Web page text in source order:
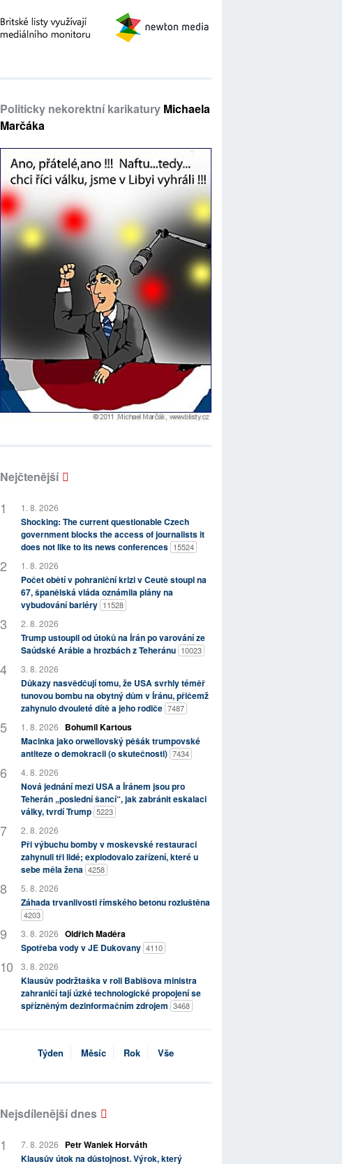
Politicky nekorektní karikatury Michaela
Marčáka
Nejčtenější
1. 8. 2026
Shocking: The current questionable Czech
government blocks the access of journalists it
does not like to its news conferences 15524
1. 8. 2026
Počet obětí v pohraniční krizi v Ceutě stoupl na
67, španělská vláda oznámila plány na
vybudování bariéry 11528
2. 8. 2026
Trump ustoupil od útoků na Írán po varování ze
Saúdské Arábie a hrozbách z Teheránu 10023
3. 8. 2026
Důkazy nasvědčují tomu, že USA svrhly téměř
tunovou bombu na obytný dům v Íránu, přičemž
zahynulo dvouleté dítě a jeho rodiče 7487
1. 8. 2026
Bohumil Kartous
Macinka jako orwellovský pěšák trumpovské
antiteze o demokracii (o skutečnosti) 7434
4. 8. 2026
Nová jednání mezi USA a Íránem jsou pro
Teherán „poslední šancí“, jak zabránit eskalaci
války, tvrdí Trump 5223
2. 8. 2026
Při výbuchu bomby v moskevské restauraci
zahynuli tři lidé; explodovalo zařízení, které u
sebe měla žena 4258
5. 8. 2026
Záhada trvanlivosti římského betonu rozluštěna
4203
3. 8. 2026 Oldřich Maděra
Spotřeba vody v JE Dukovany 4110
3. 8. 2026
Klausův podržtaška v roli Babišova ministra
zahraničí tají úzké technologické propojení se
spřízněným dezinformačním zdrojem 3468
Týden Měsíc Rok Vše
Nejsdílenější dnes
7. 8. 2026
Petr Waniek Horváth
Klausův útok na důstojnost. Výrok, který